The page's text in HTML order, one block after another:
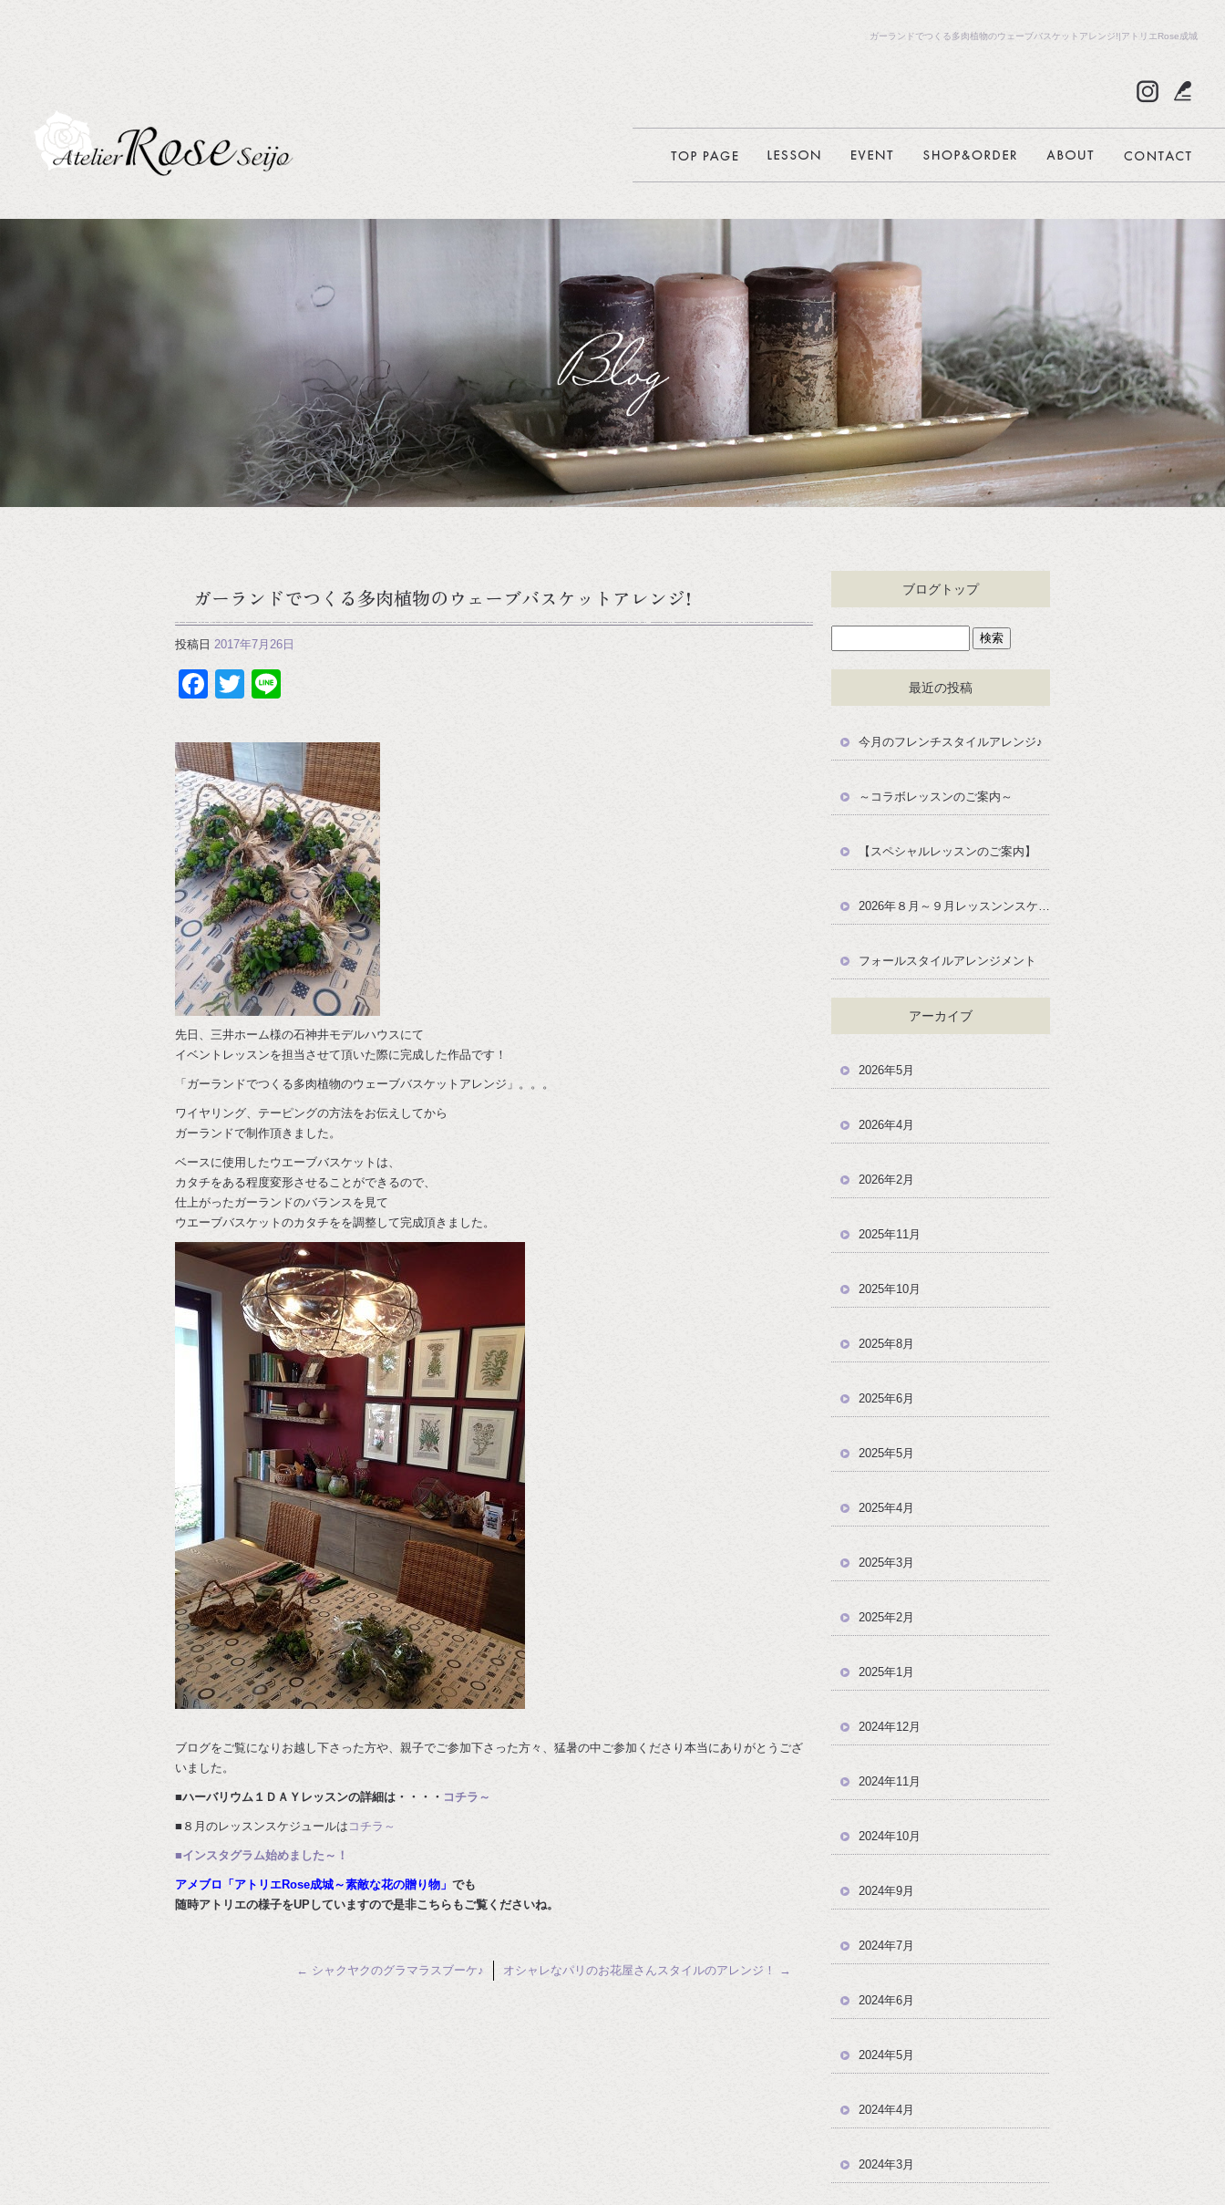
ガーランドでつくる多肉植物のウェーブバスケットアレンジ!|アトリエRose成城
ガーランドでつくる多肉植物のウェーブバスケットアレンジ!
投稿日 2017年7月26日
Facebook
Twitter
先日、三井ホーム様の石神井モデルハウスにて
イベントレッスンを担当させて頂いた際に完成した作品です！
「ガーランドでつくる多肉植物のウェーブバスケットアレンジ」。。。
ワイヤリング、テーピングの方法をお伝えしてから
ガーランドで制作頂きました。
ベースに使用したウエーブバスケットは、
カタチをある程度変形させることができるので、
仕上がったガーランドのバランスを見て
ウエーブバスケットのカタチをを調整して完成頂きました。
ブログをご覧になりお越し下さった方や、親子でご参加下さった方々、猛暑の中ご参加くださり本当にありがとうござ
いました。
■ハーバリウム１ＤＡＹレッスンの詳細は・・・・ コチラ～
■８月のレッスンスケジュールは コチラ～
■インスタグラム始めました～！
アメブロ「アトリエRose成城～素敵な花の贈り物」 でも
随時アトリエの様子をUPしていますので是非こちらもご覧くださいね。
← シャクヤクのグラマラスブーケ♪ オシャレなパリのお花屋さんスタイルのアレンジ！ →
ブログトップ
最近の投稿
今月のフレンチスタイルアレンジ♪
～コラボレッスンのご案内～
【スペシャルレッスンのご案内】
フォールスタイルアレンジメント
アーカイブ
2026年5月
2026年4月
2026年2月
2025年11月
2025年10月
2025年8月
2025年6月
2025年5月
2025年4月
2025年3月
2025年2月
2025年1月
2024年12月
2024年11月
2024年10月
2024年9月
2024年7月
2024年6月
2024年5月
2024年4月
2024年3月